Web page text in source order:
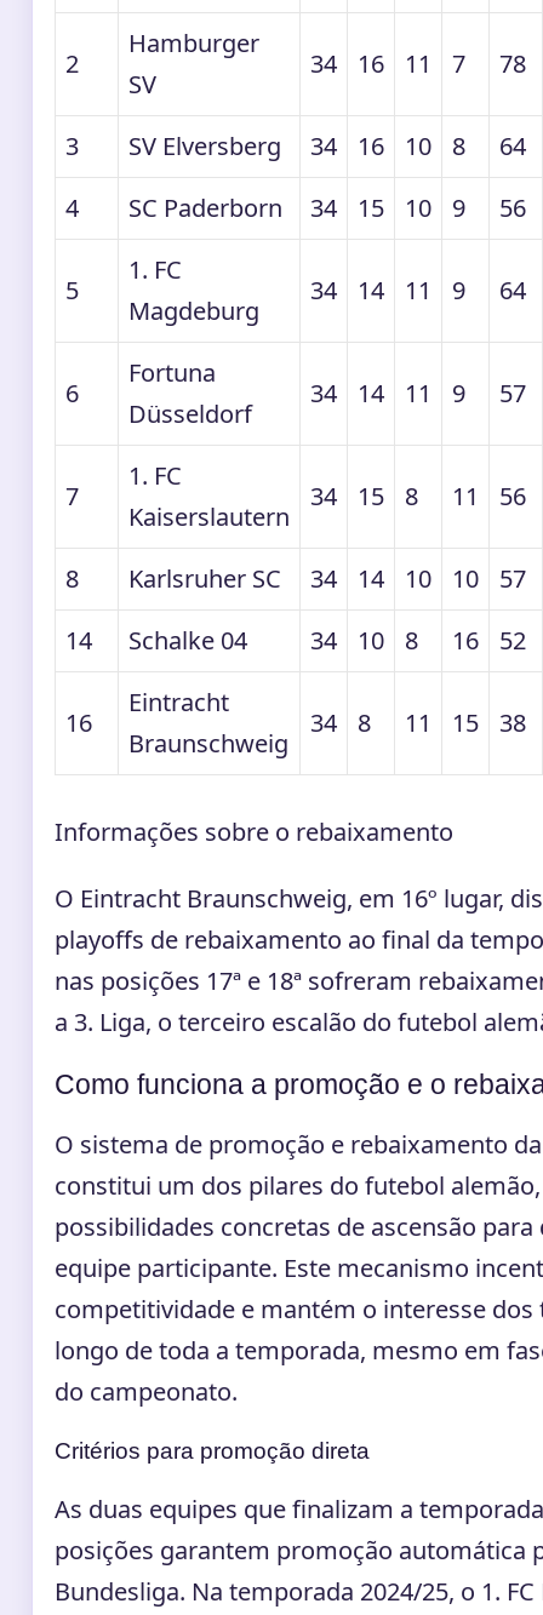
2
Hamburger
SV
34 16 11 7 78
3 SV Elversberg 34 16 10 8
64
4
SC Paderborn 34 15 10 9 56
5
1. FC
Magdeburg
34 14 11 9 64
6
Fortuna
Düsseldorf
34 14 11 9 57
7
1. FC
Kaiserslautern
34 15 8 11 56
8 Karlsruher SC 34 14 10 10
57
14
Schalke 04 34 10 8 16 52
16
Eintracht
Braunschweig
34 8 11 15 38
Informações sobre o rebaixamento
O Eintracht Braunschweig, em 16º lugar,
playoffs de rebaixamento ao final da
nas posições 17ª e 18ª sofreram
a 3. Liga, o terceiro escalão do futebol
Como funciona a promoção e o
O sistema de promoção e rebaixamento
constitui um dos pilares do futebol
possibilidades concretas de ascensão
equipe participante. Este mecanismo
competitividade e mantém o interesse dos
longo de toda a temporada, mesmo em
do campeonato.
Critérios para promoção direta
As duas equipes que finalizam a
posições garantem promoção automática
Bundesliga. Na temporada 2024/25, o 1. FC